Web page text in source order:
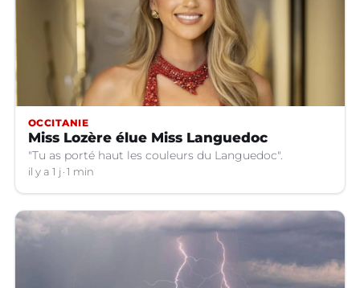
OCCITANIE
Miss Lozère élue Miss Languedoc
"Tu as porté haut les couleurs du Languedoc".
il y a 1 j 1 min